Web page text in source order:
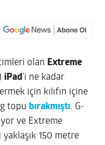
olan Extreme
iPad ’i ne kadar
için kılıfın içine
topu bırakmıştı. G-
ve Extreme
yaklaşık 150 metre